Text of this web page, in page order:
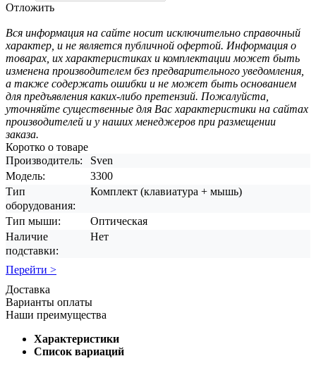
Отложить
Вся информация на сайте носит исключительно справочный
характер, и не является публичной офертой. Информация о
товарах, их характеристиках и комплектации может быть
изменена производителем без предварительного уведомления,
а также содержать ошибки и не может быть основанием
для предъявления каких-либо претензий. Пожалуйста,
уточняйте существенные для Вас характеристики на сайтах
производителей и у наших менеджеров при размещении
заказа.
Коротко о товаре
Производитель:
Sven
Модель:
3300
Тип
оборудования:
Комплект (клавиатура + мышь)
Тип мыши:
Оптическая
Наличие
подставки:
Нет
Перейти >
Доставка
Варианты оплаты
Наши преимущества
Характеристики
Список вариаций